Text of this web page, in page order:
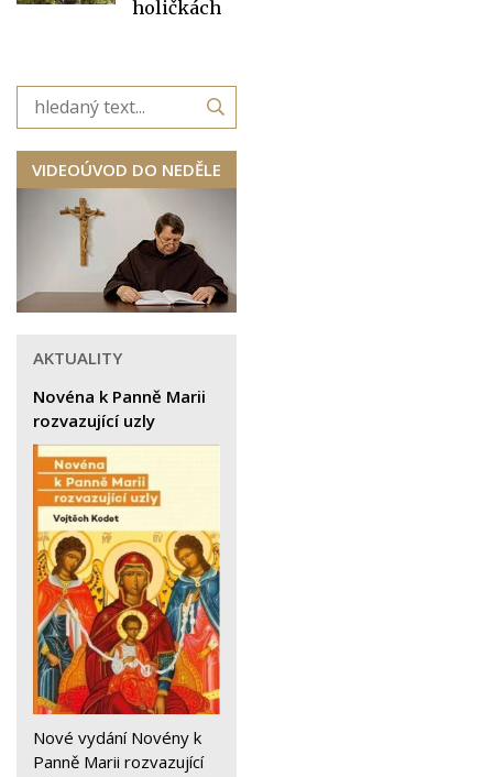
holičkách
VIDEOÚVOD DO NEDĚLE
AKTUALITY
Novéna k Panně Marii
rozvazující uzly
Nové vydání Novény k
Panně Marii rozvazující